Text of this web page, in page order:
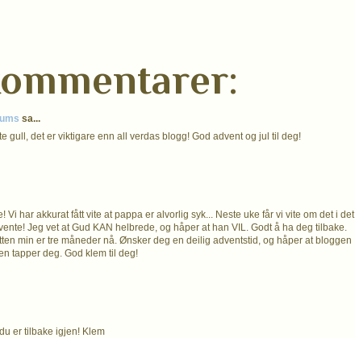
sa...
gull, det er viktigare enn all verdas blogg! God advent og jul til deg!
Vi har akkurat fått vite at pappa er alvorlig syk... Neste uke får vi vite om det i det
Jeg vet at Gud KAN helbrede, og håper at han VIL. Godt å ha deg tilbake.
min er tre måneder nå. Ønsker deg en deilig adventstid, og håper at bloggen
tapper deg. God klem til deg!
er tilbake igjen! Klem